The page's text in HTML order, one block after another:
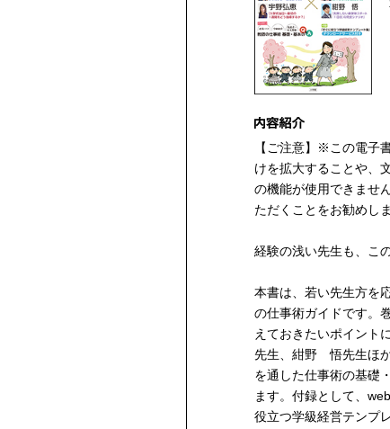
【ご注意】※この電子
けを拡大することや、
の機能が使用できませ
ただくことをお勧めしま
経験の浅い先生も、こ
本書は、若い先生方を
の仕事術ガイドです。
えておきたいポイント
先生、紺野 悟先生ほ
を通した仕事術の基礎
ます。付録として、
役立つ学級経営テンプ